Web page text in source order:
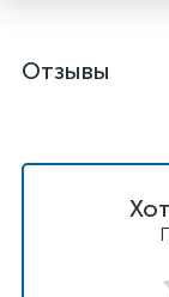
Отзывы